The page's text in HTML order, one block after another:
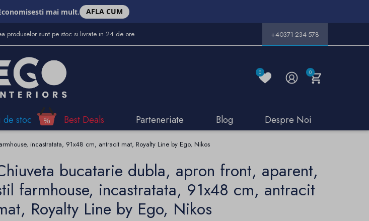
mai mult. AFLA CUM
produselor sunt pe stoc si livrate in 24 de ore +40371-234-578
0 0
stoc Best Deals Parteneriate Blog Despre Noi
incastratata, 91x48 cm, antracit mat, Royalty Line by Ego, Nikos
bucatarie dubla, apron front, aparent,
farmhouse, incastratata, 91x48 cm, antracit
Royalty Line by Ego, Nikos